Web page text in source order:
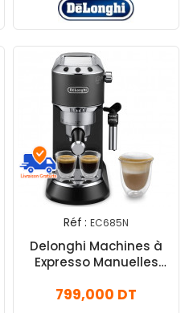
Réf : EC685N
Delonghi Machines à
Expresso Manuelles
799,000 DT